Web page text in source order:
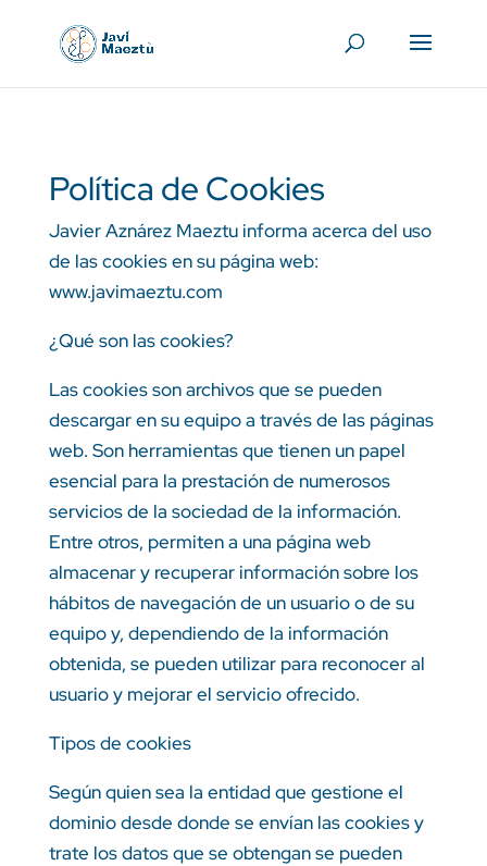
Política de Cookies
Javier Aznárez Maeztu informa acerca del uso
de las cookies en su página web:
www.javimaeztu.com
¿Qué son las cookies?
Las cookies son archivos que se pueden
descargar en su equipo a través de las páginas
web. Son herramientas que tienen un papel
esencial para la prestación de numerosos
servicios de la sociedad de la información.
Entre otros, permiten a una página web
almacenar y recuperar información sobre los
hábitos de navegación de un usuario o de su
equipo y, dependiendo de la información
obtenida, se pueden utilizar para reconocer al
usuario y mejorar el servicio ofrecido.
Tipos de cookies
Según quien sea la entidad que gestione el
dominio desde donde se envían las cookies y
trate los datos que se obtengan se pueden